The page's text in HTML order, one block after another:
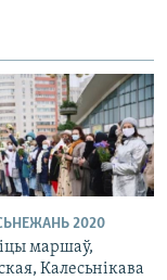
2020
маршаў,
Калесьнікава